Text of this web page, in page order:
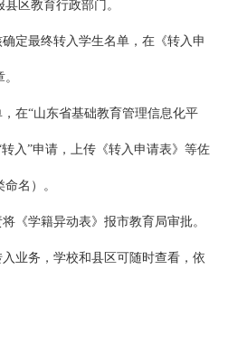
区教育行政部门。
定最终转入学生名单，在《转入申
在“山东省基础教育管理信息化平
入”申请，上传《转入申请表》等佐
名）。
《学籍异动表》报市教育局审批。
业务，学校和县区可随时查看，依